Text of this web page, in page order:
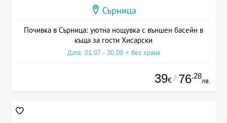
Сърница
Почивка в Сърница: уютна нощувка с външен басейн в
къща за гости Хисарски
Дата: 01.07 - 30.09 + без храна
39€ / 76.28
лв.